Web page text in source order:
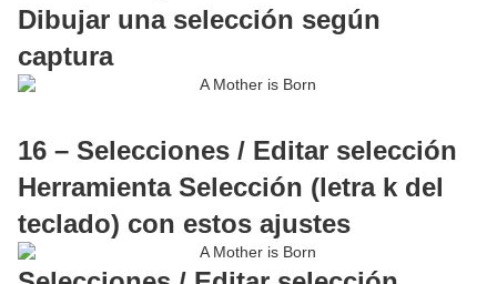
Dibujar una selección según
captura
16 – Selecciones / Editar selección
Herramienta Selección (letra k del
teclado) con estos ajustes